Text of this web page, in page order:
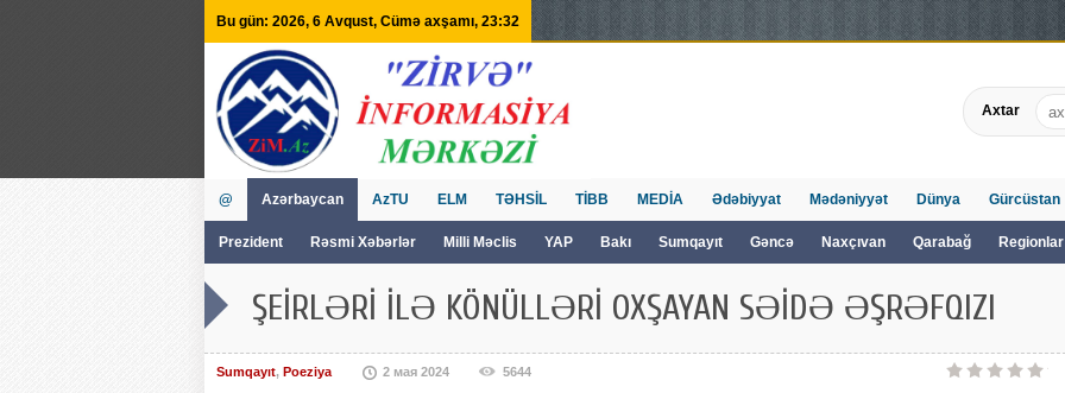
Bu gün: 2026, 6 Avqust, Cümə axşamı, 23:32
Axtar
@ Azərbaycan
Prezident Rəsmi Xəbərlər Milli Məclis YAP Bakı Sumqayıt Gəncə Naxçıvan Qarabağ Regionlar
Tv
AzTU ELM TƏHSİL TİBB MEDİA Ədəbiyyat Mədəniyyət Dünya Gürcüstan
ŞEİRLƏRİ İLƏ KÖNÜLLƏRİ OXŞAYAN SƏİDƏ ƏŞRƏFQIZI
Sumqayıt, Poeziya 2 мая 2024 5644